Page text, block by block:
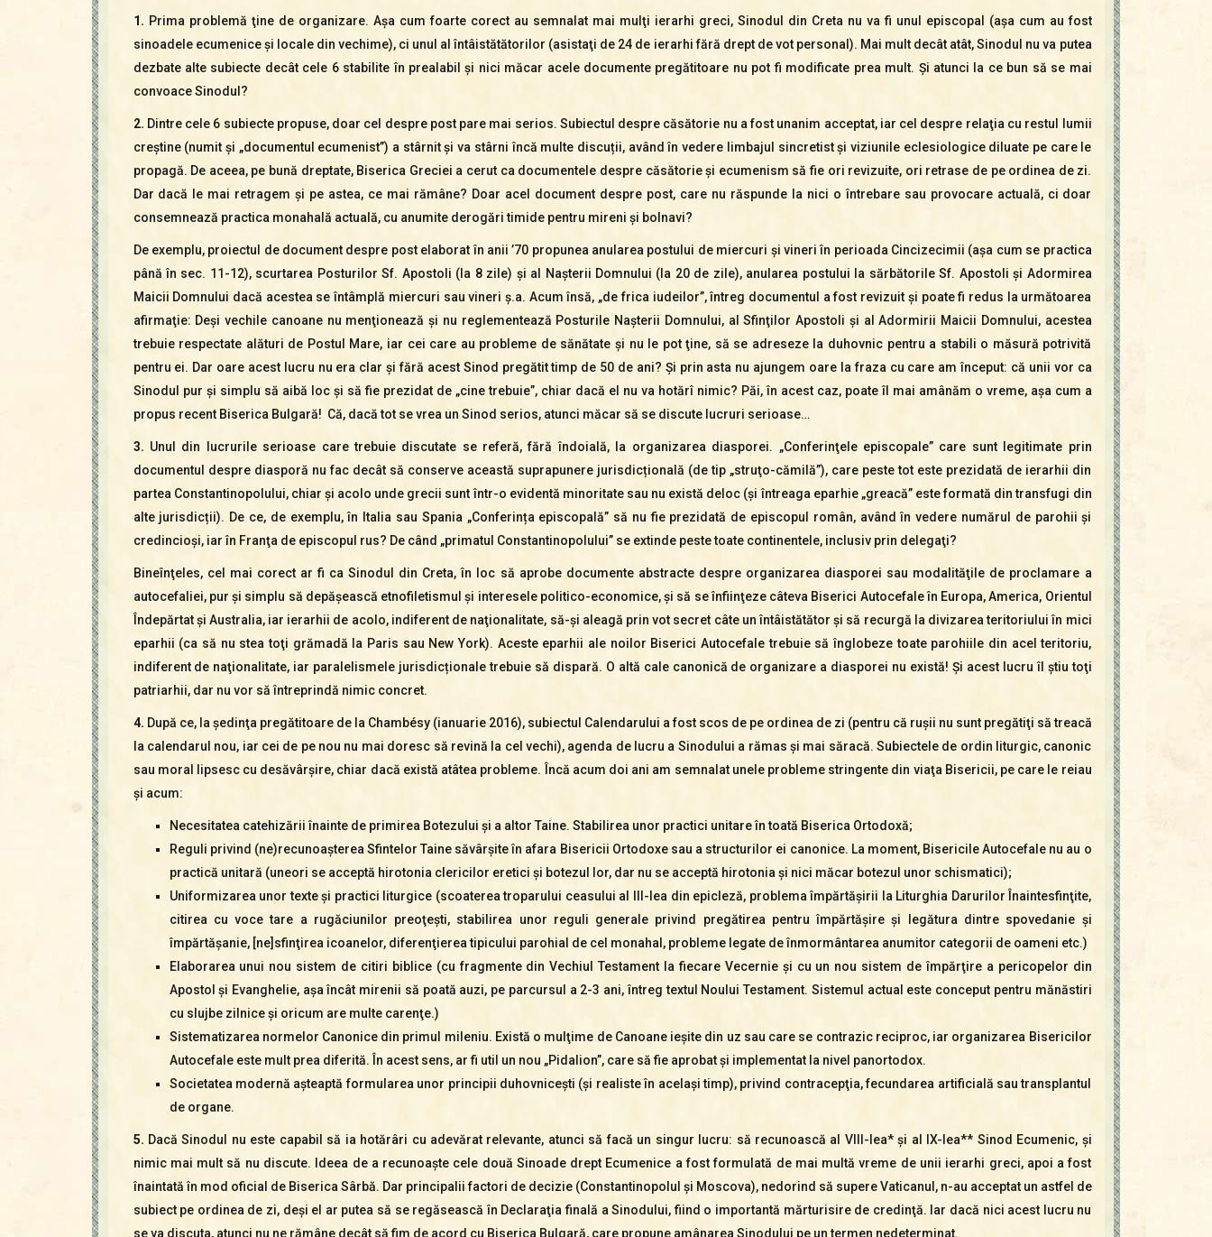
1. Prima problemă ţine de organizare. Aşa cum foarte corect au semnalat mai mulţi ierarhi greci, Sinodul din Creta nu va fi unul episcopal (aşa cum au fost
sinoadele ecumenice şi locale din vechime), ci unul al întâistătătorilor (asistaţi de 24 de ierarhi fără drept de vot personal). Mai mult decât atât, Sinodul nu va putea
dezbate alte subiecte decât cele 6 stabilite în prealabil şi nici măcar acele documente pregătitoare nu pot fi modificate prea mult. Şi atunci la ce bun să se mai
convoace Sinodul?
2. Dintre cele 6 subiecte propuse, doar cel despre post pare mai serios. Subiectul despre căsătorie nu a fost unanim acceptat, iar cel despre relaţia cu restul lumii
creştine (numit şi „documentul ecumenist”) a stârnit şi va stârni încă multe discuții, având în vedere limbajul sincretist şi viziunile eclesiologice diluate pe care le
propagă. De aceea, pe bună dreptate, Biserica Greciei a cerut ca documentele despre căsătorie şi ecumenism să fie ori revizuite, ori retrase de pe ordinea de zi.
Dar dacă le mai retragem şi pe astea, ce mai rămâne? Doar acel document despre post, care nu răspunde la nici o întrebare sau provocare actuală, ci doar
consemnează practica monahală actuală, cu anumite derogări timide pentru mireni şi bolnavi?
De exemplu, proiectul de document despre post elaborat în anii ’70 propunea anularea postului de miercuri şi vineri în perioada Cincizecimii (aşa cum se practica
până în sec. 11-12), scurtarea Posturilor Sf. Apostoli (la 8 zile) şi al Naşterii Domnului (la 20 de zile), anularea postului la sărbătorile Sf. Apostoli şi Adormirea
Maicii Domnului dacă acestea se întâmplă miercuri sau vineri ş.a. Acum însă, „de frica iudeilor”, întreg documentul a fost revizuit şi poate fi redus la următoarea
afirmaţie: Deşi vechile canoane nu menţionează şi nu reglementează Posturile Naşterii Domnului, al Sfinţilor Apostoli şi al Adormirii Maicii Domnului, acestea
trebuie respectate alături de Postul Mare, iar cei care au probleme de sănătate şi nu le pot ţine, să se adreseze la duhovnic pentru a stabili o măsură potrivită
pentru ei. Dar oare acest lucru nu era clar şi fără acest Sinod pregătit timp de 50 de ani? Şi prin asta nu ajungem oare la fraza cu care am început: că unii vor ca
Sinodul pur şi simplu să aibă loc şi să fie prezidat de „cine trebuie”, chiar dacă el nu va hotărî nimic? Păi, în acest caz, poate îl mai amânăm o vreme, aşa cum a
propus recent Biserica Bulgară! Că, dacă tot se vrea un Sinod serios, atunci măcar să se discute lucruri serioase…
3. Unul din lucrurile serioase care trebuie discutate se referă, fără îndoială, la organizarea diasporei. „Conferinţele episcopale” care sunt legitimate prin
documentul despre diasporă nu fac decât să conserve această suprapunere jurisdicțională (de tip „struţo-cămilă”), care peste tot este prezidată de ierarhii din
partea Constantinopolului, chiar şi acolo unde grecii sunt într-o evidentă minoritate sau nu există deloc (şi întreaga eparhie „greacă” este formată din transfugi din
alte jurisdicții). De ce, de exemplu, în Italia sau Spania „Conferința episcopală” să nu fie prezidată de episcopul român, având în vedere numărul de parohii şi
credincioşi, iar în Franţa de episcopul rus? De când „primatul Constantinopolului” se extinde peste toate continentele, inclusiv prin delegaţi?
Bineînţeles, cel mai corect ar fi ca Sinodul din Creta, în loc să aprobe documente abstracte despre organizarea diasporei sau modalităţile de proclamare a
autocefaliei, pur şi simplu să depăşească etnofiletismul şi interesele politico-economice, şi să se înfiinţeze câteva Biserici Autocefale în Europa, America, Orientul
Îndepărtat şi Australia, iar ierarhii de acolo, indiferent de naţionalitate, să-şi aleagă prin vot secret câte un întâistătător şi să recurgă la divizarea teritoriului în mici
eparhii (ca să nu stea toţi grămadă la Paris sau New York). Aceste eparhii ale noilor Biserici Autocefale trebuie să înglobeze toate parohiile din acel teritoriu,
indiferent de naţionalitate, iar paralelismele jurisdicționale trebuie să dispară. O altă cale canonică de organizare a diasporei nu există! Şi acest lucru îl ştiu toţi
patriarhii, dar nu vor să întreprindă nimic concret.
4. După ce, la şedinţa pregătitoare de la Chambésy (ianuarie 2016), subiectul Calendarului a fost scos de pe ordinea de zi (pentru că ruşii nu sunt pregătiţi să treacă
la calendarul nou, iar cei de pe nou nu mai doresc să revină la cel vechi), agenda de lucru a Sinodului a rămas şi mai săracă. Subiectele de ordin liturgic, canonic
sau moral lipsesc cu desăvârşire, chiar dacă există atâtea probleme. Încă acum doi ani am semnalat unele probleme stringente din viaţa Bisericii, pe care le reiau
şi acum:
Necesitatea catehizării înainte de primirea Botezului şi a altor Taine. Stabilirea unor practici unitare în toată Biserica Ortodoxă;
Reguli privind (ne)recunoaşterea Sfintelor Taine săvârşite în afara Bisericii Ortodoxe sau a structurilor ei canonice. La moment, Bisericile Autocefale nu au o
practică unitară (uneori se acceptă hirotonia clericilor eretici şi botezul lor, dar nu se acceptă hirotonia şi nici măcar botezul unor schismatici);
Uniformizarea unor texte şi practici liturgice (scoaterea troparului ceasului al III-lea din epicleză, problema împărtăşirii la Liturghia Darurilor Înaintesfinţite,
citirea cu voce tare a rugăciunilor preoţeşti, stabilirea unor reguli generale privind pregătirea pentru împărtăşire şi legătura dintre spovedanie şi
împărtăşanie, [ne]sfinţirea icoanelor, diferenţierea tipicului parohial de cel monahal, probleme legate de înmormântarea anumitor categorii de oameni etc.)
Elaborarea unui nou sistem de citiri biblice (cu fragmente din Vechiul Testament la fiecare Vecernie şi cu un nou sistem de împărţire a pericopelor din
Apostol şi Evanghelie, aşa încât mirenii să poată auzi, pe parcursul a 2-3 ani, întreg textul Noului Testament. Sistemul actual este conceput pentru mănăstiri
cu slujbe zilnice şi oricum are multe carenţe.)
Sistematizarea normelor Canonice din primul mileniu. Există o mulţime de Canoane ieşite din uz sau care se contrazic reciproc, iar organizarea Bisericilor
Autocefale este mult prea diferită. În acest sens, ar fi util un nou „Pidalion”, care să fie aprobat şi implementat la nivel panortodox.
Societatea modernă aşteaptă formularea unor principii duhovniceşti (şi realiste în acelaşi timp), privind contracepţia, fecundarea artificială sau transplantul
de organe.
5. Dacă Sinodul nu este capabil să ia hotărâri cu adevărat relevante, atunci să facă un singur lucru: să recunoască al VIII-lea* şi al IX-lea** Sinod Ecumenic, şi
nimic mai mult să nu discute. Ideea de a recunoaşte cele două Sinoade drept Ecumenice a fost formulată de mai multă vreme de unii ierarhi greci, apoi a fost
înaintată în mod oficial de Biserica Sârbă. Dar principalii factori de decizie (Constantinopolul şi Moscova), nedorind să supere Vaticanul, n-au acceptat un astfel de
subiect pe ordinea de zi, deşi el ar putea să se regăsească în Declaraţia finală a Sinodului, fiind o importantă mărturisire de credinţă. Iar dacă nici acest lucru nu
se va discuta, atunci nu ne rămâne decât să fim de acord cu Biserica Bulgară, care propune amânarea Sinodului pe un termen nedeterminat.